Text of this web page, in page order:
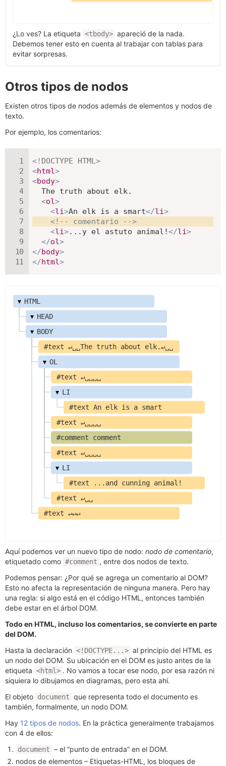
¿Lo ves? La etiqueta <tbody> apareció de la nada.
Debemos tener esto en cuenta al trabajar con tablas para
evitar sorpresas.
Otros tipos de nodos
Existen otros tipos de nodos además de elementos y nodos de
texto.
Por ejemplo, los comentarios:
<! DOCTYPE HTML>
<html>
<body>
  The truth about elk.
<ol>
<li>An elk is a smart</li>
<!-- comentario -->
<li>...y el astuto animal!</li>
</ol>
</body>
</html>
▾ HTML
▾ HEAD
▾ BODY
#text ↵␣␣The truth about elk.↵␣␣
▾ OL
#text ↵␣␣␣␣
▾ LI
#text An elk is a smart
#text ↵␣␣␣␣
#comment comment
#text ↵␣␣␣␣
▾ LI
#text ...and cunning animal!
#text ↵␣␣
#text ↵↵↵
Aquí podemos ver un nuevo tipo de nodo: nodo de comentario,
etiquetado como #comment , entre dos nodos de texto.
Podemos pensar: ¿Por qué se agrega un comentario al DOM?
Esto no afecta la representación de ninguna manera. Pero hay
una regla: si algo está en el código HTML, entonces también
debe estar en el árbol DOM.
Todo en HTML, incluso los comentarios, se convierte en parte
del DOM.
Hasta la declaración <!DOCTYPE...> al principio del HTML es
un nodo del DOM. Su ubicación en el DOM es justo antes de la
etiqueta <html> . No vamos a tocar ese nodo, por esa razón ni
siquiera lo dibujamos en diagramas, pero esta ahí.
El objeto document que representa todo el documento es
también, formalmente, un nodo DOM.
Hay 12 tipos de nodos. En la práctica generalmente trabajamos
con 4 de ellos:
document – el “punto de entrada” en el DOM.
nodos de elementos – Etiquetas-HTML, los bloques de